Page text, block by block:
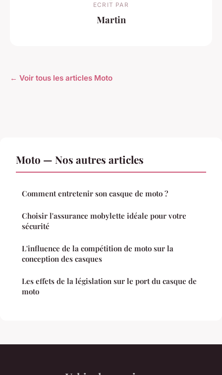
ECRIT PAR
Martin
← Voir tous les articles Moto
Moto — Nos autres articles
Comment entretenir son casque de moto ?
Choisir l'assurance mobylette idéale pour votre
sécurité
L'influence de la compétition de moto sur la
conception des casques
Les effets de la législation sur le port du casque de
moto